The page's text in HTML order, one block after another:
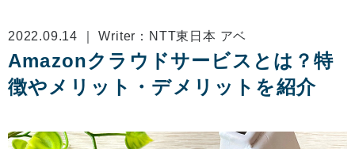
2022.09.14 ｜ Writer：NTT東日本 アベ
Amazonクラウドサービスとは？特
徴やメリット・デメリットを紹介